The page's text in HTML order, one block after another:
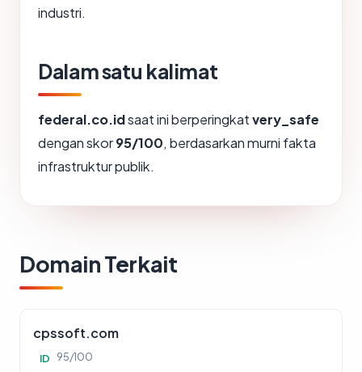
industri.
Dalam satu kalimat
federal.co.idsaat ini berperingkatvery_safe
dengan skor95/100, berdasarkan murni fakta
infrastruktur publik.
Domain Terkait
cpssoft.com
ID 95/100